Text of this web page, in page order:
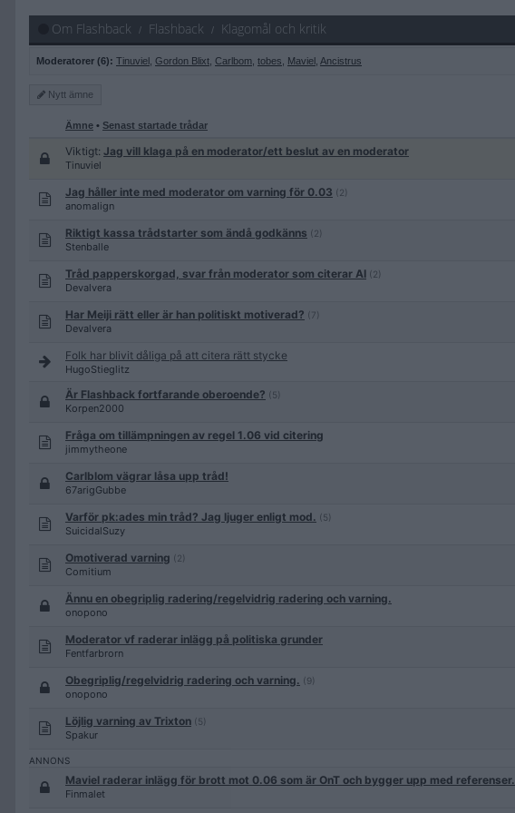
Om Flashback Flashback Klagomål och kritik
Moderatorer (6): Tinuviel Gordon Blixt Carlbom tobes Maviel Ancistrus
Nytt ämne
Ämne • Senast startade trådar
Viktigt: Jag vill klaga på en moderator/ett beslut av en moderator
Tinuviel
Jag håller inte med moderator om varning för 0.03 (2)
anomalign
Riktigt kassa trådstarter som ändå godkänns (2)
Stenballe
Tråd papperskorgad, svar från moderator som citerar AI (2)
Devalvera
Har Meiji rätt eller är han politiskt motiverad? (7)
Devalvera
Folk har blivit dåliga på att citera rätt stycke
HugoStieglitz
Är Flashback fortfarande oberoende? (5)
Korpen2000
Fråga om tillämpningen av regel 1.06 vid citering
jimmytheone
Carlblom vägrar låsa upp tråd!
67arigGubbe
Varför pk:ades min tråd? Jag ljuger enligt mod. (5)
SuicidalSuzy
Omotiverad varning (2)
Comitium
Ännu en obegriplig radering/regelvidrig radering och varning.
onopono
Moderator vf raderar inlägg på politiska grunder
Fentfarbrorn
Obegriplig/regelvidrig radering och varning. (9)
onopono
Löjlig varning av Trixton (5)
Spakur
Maviel raderar inlägg för brott mot 0.06 som är OnT och bygger upp med referenser.
Finmalet